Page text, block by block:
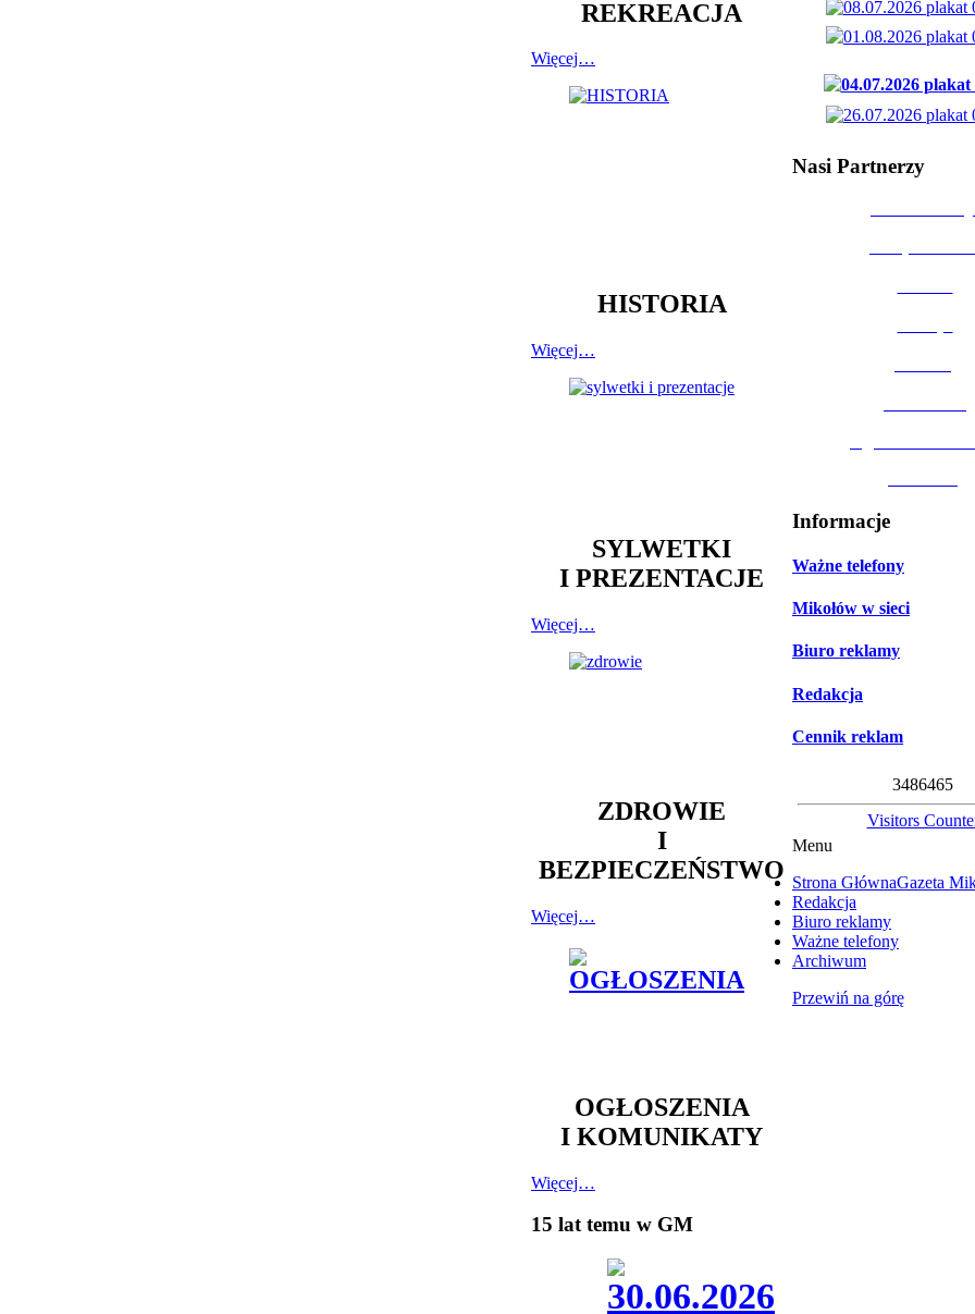
REKREACJA
Więcej…
HISTORIA
Więcej…
SYLWETKI
I PREZENTACJE
Więcej…
ZDROWIE
I
BEZPIECZEŃSTWO
Więcej…
OGŁOSZENIA
I KOMUNIKATY
Więcej…
15 lat temu w GM
Nasi Partnerzy
Informacje
Ważne telefony
Mikołów w sieci
Biuro reklamy
Redakcja
Cennik reklam
3486465
Visitors
Menu
Strona GłównaGazeta
Redakcja
Biuro reklamy
Ważne telefony
Archiwum
Przewiń na górę